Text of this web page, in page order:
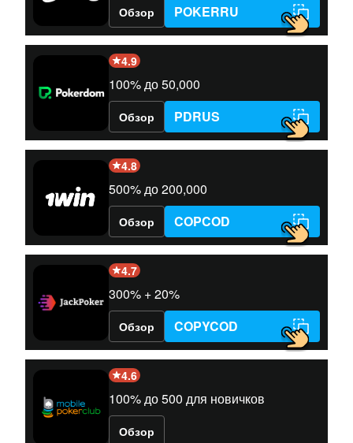
POKERRU
Обзор
4.9
100% до 50,000
PDRUS
Обзор
4.8
500% до 200,000
COPCOD
Обзор
4.7
300% + 20%
COPYCOD
Обзор
4.6
100% до 500 для новичков
Обзор